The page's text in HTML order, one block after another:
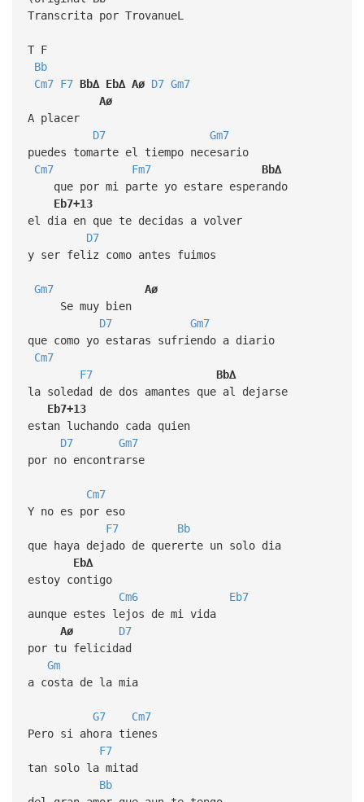
Transcrita por TrovanueL
T F
Bb
Cm7 F7 Bb∆ Eb∆ Aø D7 Gm7
Aø
A placer
D7
Gm7
puedes tomarte el tiempo necesario
Cm7
Fm7
Bb∆
que por mi parte yo estare esperando
Eb7+13
el dia en que te decidas a volver
D7
y ser feliz como antes fuimos
Gm7
Aø
Se muy bien
D7
Gm7
que como yo estaras sufriendo a diario
Cm7
F7
Bb∆
la soledad de dos amantes que al dejarse
Eb7+13
estan luchando cada quien
D7
Gm7
por no encontrarse
Cm7
Y no es por eso
F7
Bb
que haya dejado de quererte un solo dia
Eb∆
estoy contigo
Cm6
Eb7
aunque estes lejos de mi vida
Aø
D7
por tu felicidad
Gm
a costa de la mia
G7
Cm7
Pero si ahora tienes
F7
tan solo la mitad
Bb